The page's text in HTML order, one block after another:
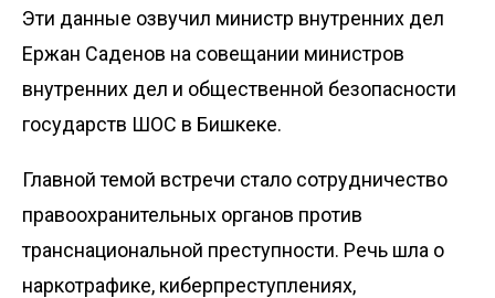
Эти данные озвучил министр внутренних дел
Ержан Саденов на совещании министров
внутренних дел и общественной безопасности
государств ШОС в Бишкеке.
Главной темой встречи стало сотрудничество
правоохранительных органов против
транснациональной преступности. Речь шла о
наркотрафике, киберпреступлениях,